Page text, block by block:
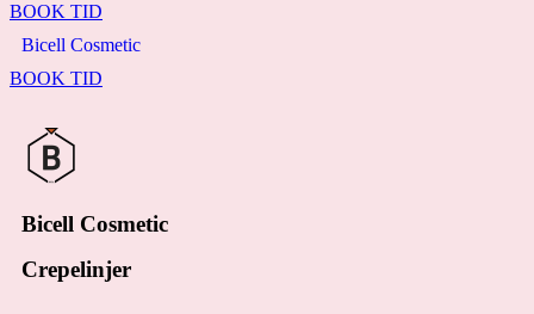
BOOK TID
Bicell Cosmetic
BOOK TID
Bicell Cosmetic
Crepelinjer